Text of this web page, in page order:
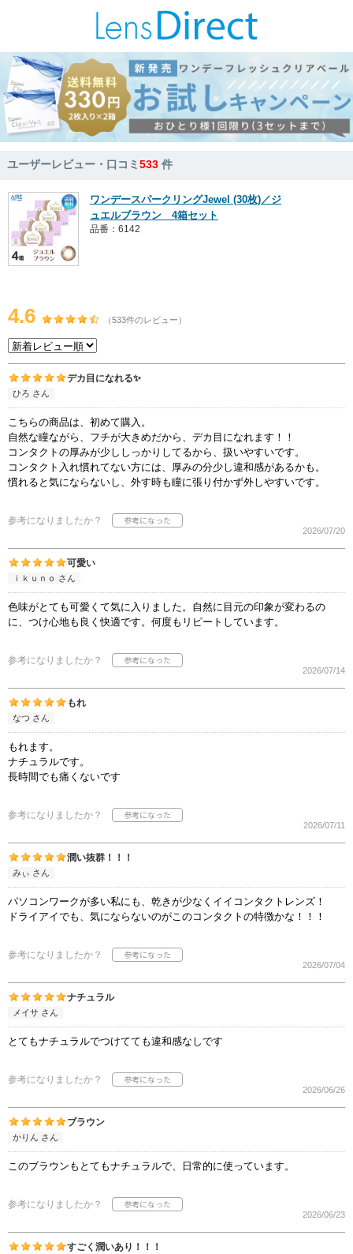
ユーザーレビュー・口コミ533 件
ワンデースパークリングJewel (30枚)／ジ
ュエルブラウン 4箱セット
品番：6142
4.6 （533件のレビュー）
デカ目になれる✨
ひろ さん
こちらの商品は、初めて購入。
自然な瞳ながら、フチが大きめだから、デカ目になれます！！
コンタクトの厚みが少ししっかりしてるから、扱いやすいです。
コンタクト入れ慣れてない方には、厚みの分少し違和感があるかも。
慣れると気にならないし、外す時も瞳に張り付かず外しやすいです。
参考になりましたか？
2026/07/20
可愛い
ｉｋｕｎｏ さん
色味がとても可愛くて気に入りました。自然に目元の印象が変わるの
に、つけ心地も良く快適です。何度もリピートしています。
参考になりましたか？
2026/07/14
もれ
なつ さん
もれます。
ナチュラルです。
長時間でも痛くないです
参考になりましたか？
2026/07/11
潤い抜群！！！
みぃ さん
パソコンワークが多い私にも、乾きが少なくイイコンタクトレンズ！
ドライアイでも、気にならないのがこのコンタクトの特徴かな！！！
参考になりましたか？
2026/07/04
ナチュラル
メイサ さん
とてもナチュラルでつけてても違和感なしです
参考になりましたか？
2026/06/26
ブラウン
かりん さん
このブラウンもとてもナチュラルで、日常的に使っています。
参考になりましたか？
2026/06/23
すごく潤いあり！！！